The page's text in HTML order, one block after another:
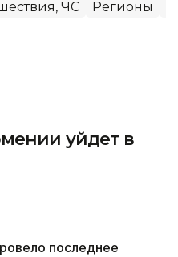
ЧС Регионы
уйдет в
последнее